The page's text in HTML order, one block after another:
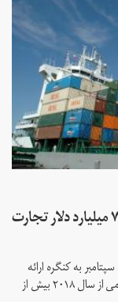
گزارش دولت آمریکا به کنگره: تحریم‌ها ۷۰ میلیارد دلار تجارت
به کنگره ارائه
شد، تحریم‌های دولت دونالد ترامپ علیه جمهوری اسلامی از سال ۲۰۱۸ بیش از